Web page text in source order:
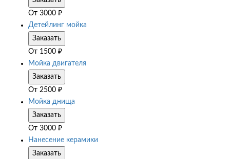
От 3000 ₽
Детейлинг мойка
Заказать
От 1500 ₽
Мойка двигателя
Заказать
От 2500 ₽
Мойка днища
Заказать
От 3000 ₽
Нанесение керамики
Заказать